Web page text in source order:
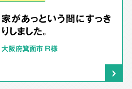
家があっという間にすっき
りしました。
大阪府箕面市 R様